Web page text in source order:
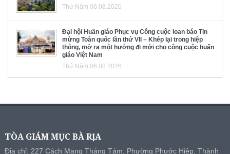
Thứ Năm 06.08.2026
Đại hội Huấn giáo Phục vụ Công cuộc loan báo Tin
mừng Toàn quốc lần thứ VII – Khép lại trong hiệp
thông, mở ra một hướng đi mới cho công cuộc huấn
giáo Việt Nam
Thứ Năm 06.08.2026
TÒA GIÁM MỤC BÀ RỊA
Địa chỉ: 227 Cách Mạng Tháng Tám, Phường Phước Hiệp, Thành